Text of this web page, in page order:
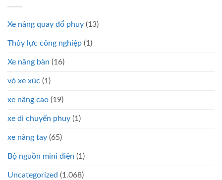
Xe nâng quay đổ phuy (13)
Thủy lực công nghiệp (1)
Xe nâng bàn (16)
vỏ xe xúc (1)
xe nâng cao (19)
xe di chuyển phuy (1)
xe nâng tay (65)
Bộ nguồn mini điện (1)
Uncategorized (1.068)